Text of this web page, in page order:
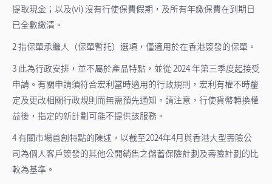
提取現金；以及(vi) 沒有行使保費假期，及所有年繳保費在到期日
已全數繳清。
2 指保單承繼人（保單暫托）選項，僅適用於在香港簽發的保單。
3 此為行政安排，並不屬於產品特點，並從 2024 年第三季度起接受
申請。有關申請須符合宏利當時適用的行政規則，宏利有權不時釐
定及更改相關行政規則而無需預先通知。請注意，行使貨幣轉換權
益後，指定的新計劃可能不提供該服務。
4 有關市場首創特點的陳述，以截至2024年4月與香港大型壽險公
司為個人客戶簽發的其他公開銷售之儲蓄保險計劃及壽險計劃的比
較為基準。